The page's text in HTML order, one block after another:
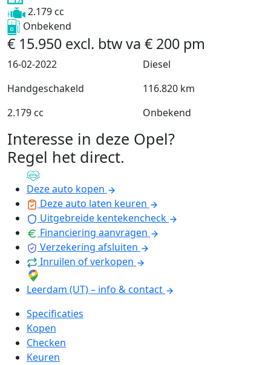
2.179 cc
Onbekend
€ 15.950 excl. btwva € 200 pm
16-02-2022
Diesel
Handgeschakeld
116.820 km
2.179 cc
Onbekend
Interesse in deze Opel?
Regel het direct.
Deze auto kopen
Deze auto laten keuren
Uitgebreide kentekencheck
Financiering aanvragen
Verzekering afsluiten
Inruilen of verkopen
Leerdam (UT) – info & contact
Specificaties
Kopen
Checken
Keuren